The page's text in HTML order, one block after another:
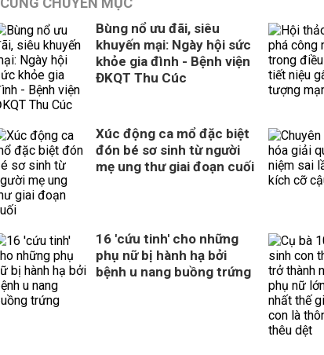
Bùng nổ ưu đãi, siêu
khuyến mại: Ngày hội sức
khỏe gia đình - Bệnh viện
ĐKQT Thu Cúc
Xúc động ca mổ đặc biệt
đón bé sơ sinh từ người
mẹ ung thư giai đoạn cuối
16 'cứu tinh' cho những
phụ nữ bị hành hạ bởi
bệnh u nang buồng trứng